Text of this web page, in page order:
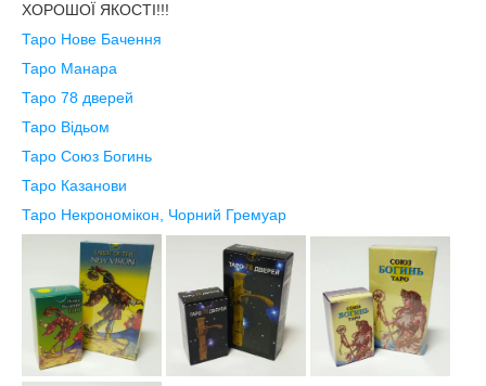
ХОРОШОЇ ЯКОСТІ!!!
Таро Нове Бачення
Таро Манара
Таро 78 дверей
Таро Відьом
Таро Союз Богинь
Таро Казанови
Таро Некрономікон, Чорний Гремуар